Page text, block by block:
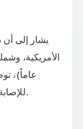
يشار إلى
عاماً)،
للإصابة بالزهايمر الرغبة في التبرع بالمال للغرباء.